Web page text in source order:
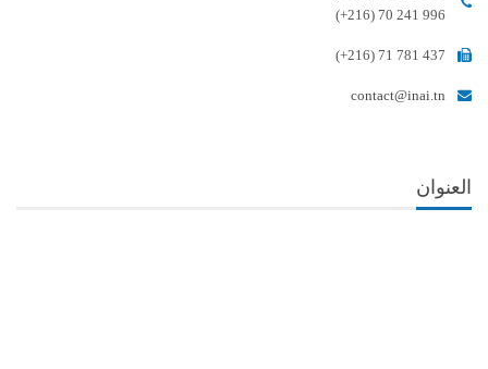
(+216) 70 241 996
(+216) 71 781 437
contact@inai.tn
العنوان